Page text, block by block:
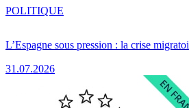
L’Espagne sous pression : la crise
31.07.2026
POLITIQUE